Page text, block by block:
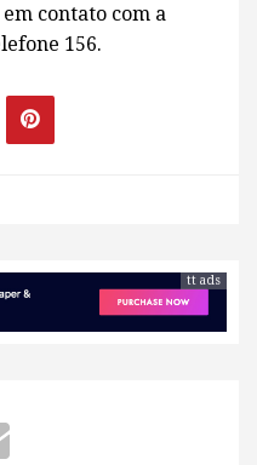
contato com a
156.
tt ads